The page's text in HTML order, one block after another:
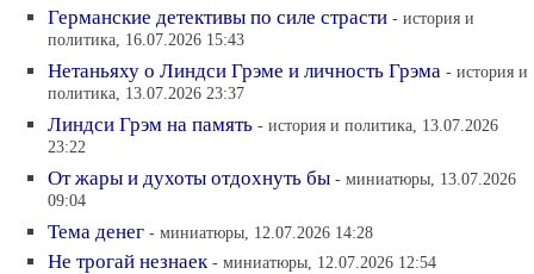
Германские детективы по силе страсти - история и
политика, 16.07.2026 15:43
Нетаньяху о Линдси Грэме и личность Грэма - история и
политика, 13.07.2026 23:37
Линдси Грэм на память - история и политика, 13.07.2026
23:22
От жары и духоты отдохнуть бы - миниатюры, 13.07.2026
09:04
Тема денег - миниатюры, 12.07.2026 14:28
Не трогай незнаек - миниатюры, 12.07.2026 12:54